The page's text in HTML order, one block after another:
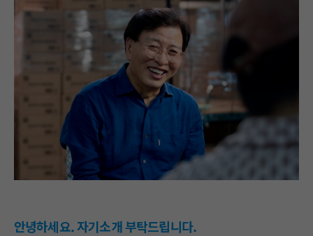
안녕하세요. 자기소개 부탁드립니다.